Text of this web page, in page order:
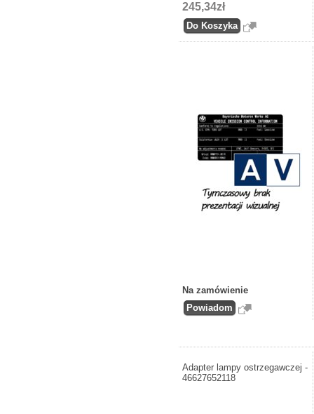
245,34zł
Na zamówienie
Adapter lampy ostrzegawczej -
46627652118